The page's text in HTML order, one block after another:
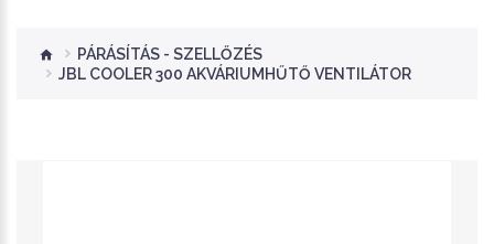
PÁRÁSÍTÁS - SZELLŐZÉS
JBL COOLER 300 AKVÁRIUMHŰTŐ VENTILÁTOR